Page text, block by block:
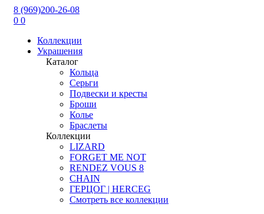
8 (969)200-26-08
0 0
Коллекции
Украшения
Каталог
Кольца
Серьги
Подвески и кресты
Броши
Колье
Браслеты
Коллекции
LIZARD
FORGET ME NOT
RENDEZ VOUS 8
CHAIN
ГЕРЦОГ | HERCEG
Смотреть все коллекции